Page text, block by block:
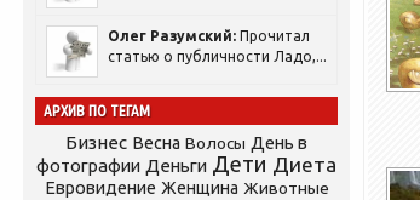
Олег Разумский: Прочитал
статью о публичности Ладо,...
АРХИВ ПО ТЕГАМ
Бизнес Весна Волосы День в
фотографии Деньги Дети Диета
Евровидение Женщина Животные